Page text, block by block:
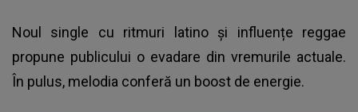
Noul single cu ritmuri latino și influențe reggae
propune publicului o evadare din vremurile actuale.
În pulus, melodia conferă un boost de energie.